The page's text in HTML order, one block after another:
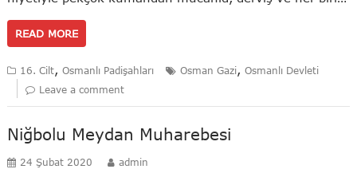
READ MORE
16. Cilt,Osmanlı Padişahları Osman Gazi,Osmanlı Devleti
Leave a comment
Niğbolu Meydan Muharebesi
24 Şubat 2020 admin